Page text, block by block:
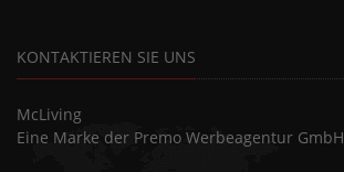
KONTAKTIEREN SIE UNS
McLiving
Eine Marke der Premo Werbeagentur GmbH